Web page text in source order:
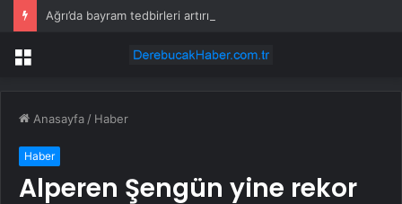
Ağrı’da bayram tedbirleri artırıldı
Menü
Anasayfa / Haber
Haber
Alperen Şengün yine rekor